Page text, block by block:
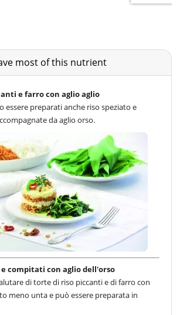
most of this nutrient
e farro con aglio aglio
essere preparati anche riso speziato e
da aglio orso.
compitati con aglio dell'orso
di torte di riso piccanti e di farro con
meno unta e può essere preparata in